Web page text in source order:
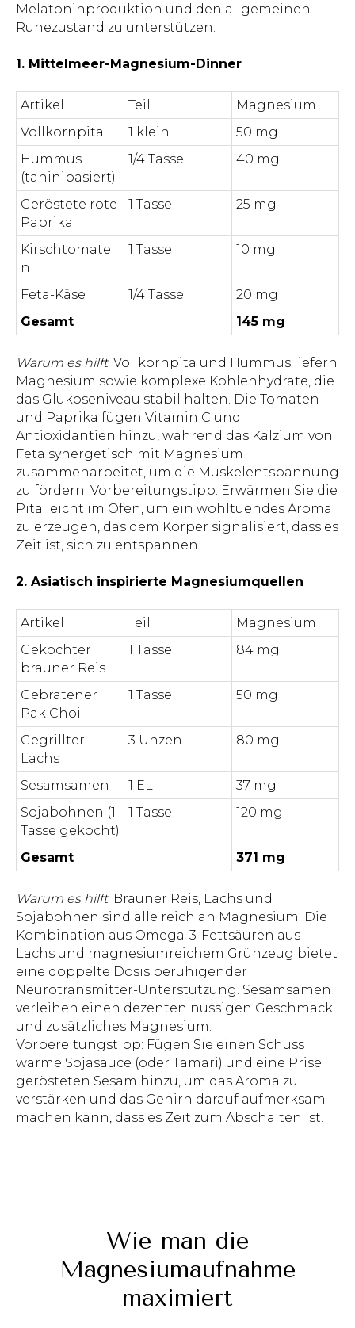
Melatoninproduktion und den allgemeinen
Ruhezustand zu unterstützen.
1. Mittelmeer-Magnesium-Dinner
Artikel Teil
Magnesium
Vollkornpita
1 klein
50 mg
Hummus
(tahinibasiert)
1/4 Tasse 40 mg
Geröstete rote
Paprika
1 Tasse 25 mg
Kirschtomate
n
1 Tasse 10 mg
Feta-Käse 1/4 Tasse
20 mg
Gesamt
145 mg
Warum es hilft: Vollkornpita und Hummus liefern
Magnesium sowie komplexe Kohlenhydrate, die
das Glukoseniveau stabil halten. Die Tomaten
und Paprika fügen Vitamin C und
Antioxidantien hinzu, während das Kalzium von
Feta synergetisch mit Magnesium
zusammenarbeitet, um die Muskelentspannung
zu fördern. Vorbereitungstipp: Erwärmen Sie die
Pita leicht im Ofen, um ein wohltuendes Aroma
zu erzeugen, das dem Körper signalisiert, dass es
Zeit ist, sich zu entspannen.
2. Asiatisch inspirierte Magnesiumquellen
Artikel Teil
Magnesium
Gekochter
brauner Reis
1 Tasse 84 mg
Gebratener
Pak Choi
1 Tasse 50 mg
Gegrillter
Lachs
3 Unzen 80 mg
Sesamsamen 1 EL
37 mg
Sojabohnen (1
Tasse gekocht)
1 Tasse 120 mg
Gesamt 371 mg
Warum es hilft: Brauner Reis, Lachs und
Sojabohnen sind alle reich an Magnesium. Die
Kombination aus Omega-3-Fettsäuren aus
Lachs und magnesiumreichem Grünzeug bietet
eine doppelte Dosis beruhigender
Neurotransmitter-Unterstützung. Sesamsamen
verleihen einen dezenten nussigen Geschmack
und zusätzliches Magnesium.
Vorbereitungstipp: Fügen Sie einen Schuss
warme Sojasauce (oder Tamari) und eine Prise
gerösteten Sesam hinzu, um das Aroma zu
verstärken und das Gehirn darauf aufmerksam
machen kann, dass es Zeit zum Abschalten ist.
Wie man die
Magnesiumaufnahme
maximiert